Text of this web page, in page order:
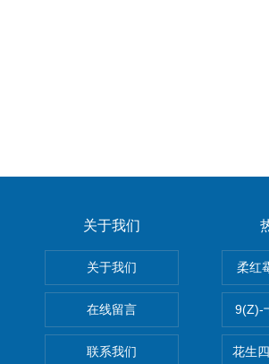
关于我们
关于我们
在线留言
联系我们
柔红
9(Z)-
花生